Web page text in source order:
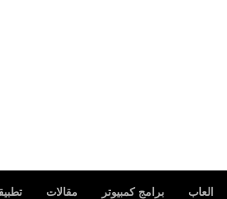
العاب برامج كمبيوتر مقالات